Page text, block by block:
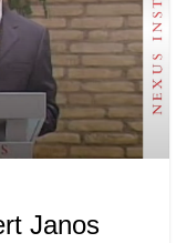
Janos